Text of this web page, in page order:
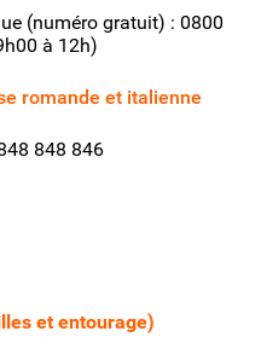
(numéro gratuit) : 0800
à 12h)
romande et italienne
848 846
et entourage)